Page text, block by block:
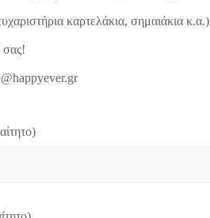
καρτελάκια, σημαιάκια
σας!